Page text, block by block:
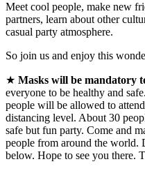
Meet cool people, make new
partners, learn about other
casual party atmosphere.
So join us and enjoy this
★ Masks will be mandatory
everyone to be healthy and
people will be allowed to
distancing level. About 30
safe but fun party. Come and
people from around the world.
below. Hope to see you there.